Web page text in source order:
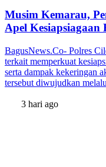
Musim Kemarau,
Apel Kesiapsiagaan
BagusNews.Co- Polres
terkait memperkuat
serta dampak kekeringan
tersebut diwujudkan
3 hari ago